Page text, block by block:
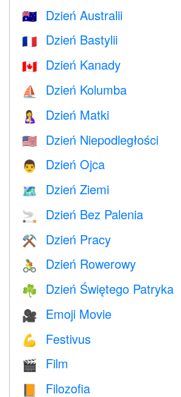
🇦🇺 Dzień Australii
🇫🇷 Dzień Bastylii
🇨🇦 Dzień Kanady
⛵️ Dzień Kolumba
🤱 Dzień Matki
🇺🇸 Dzień Niepodległości
👨 Dzień Ojca
🗺️ Dzień Ziemi
🚬 Dzień Bez Palenia
⚒️ Dzień Pracy
🚴 Dzień Rowerowy
☘️ Dzień Świętego Patryka
🎥 Emoji Movie
💪 Festivus
🎬 Film
📙 Filozofia